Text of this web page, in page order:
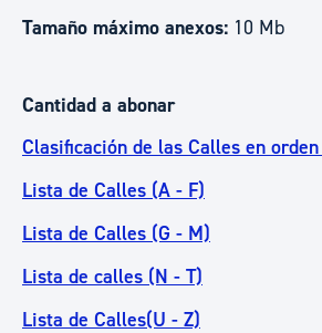
Tamaño máximo anexos: 10 Mb
Cantidad a abonar
Clasificación de las Calles en
Lista de Calles (A - F)
Lista de Calles (G - M)
Lista de calles (N - T)
Lista de Calles(U - Z)